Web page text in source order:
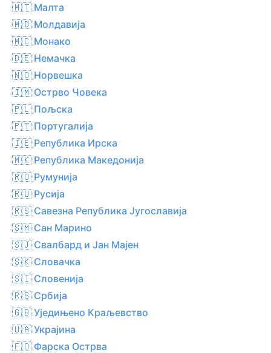
🇲🇹 Малта
🇲🇩 Молдавија
🇲🇨 Монако
🇩🇪 Немачка
🇳🇴 Норвешка
🇮🇲 Острво Човека
🇵🇱 Пољска
🇵🇹 Португалија
🇮🇪 Република Ирска
🇲🇰 Република Македонија
🇷🇴 Румунија
🇷🇺 Русија
🇷🇸 Савезна Република Југославија
🇸🇲 Сан Марино
🇸🇯 Свалбард и Јан Мајен
🇸🇰 Словачка
🇸🇮 Словенија
🇷🇸 Србија
🇬🇧 Уједињено Краљевство
🇺🇦 Украјина
🇫🇴 Фарска Острва